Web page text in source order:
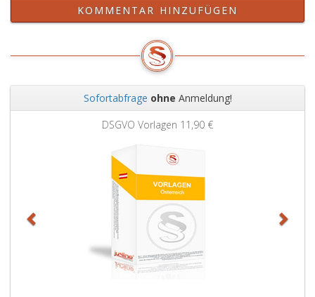
KOMMENTAR HINZUFÜGEN
Sofortabfrage ohne Anmeldung!
DSGVO Vorlagen 11,90 €